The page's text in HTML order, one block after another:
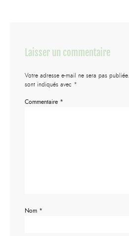
Laisser un commentaire
Votre adresse e-mail ne sera pas publiée.
sont indiqués avec *
Commentaire *
Nom *